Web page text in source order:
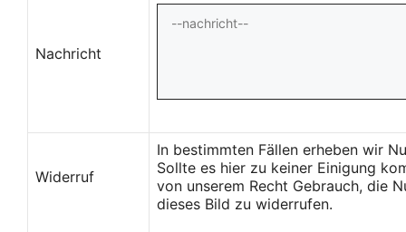
Nachricht
Widerruf
In bestimmten Fällen erheben wir
Sollte es hier zu keiner Einigung
von unserem Recht Gebrauch, die
dieses Bild zu widerrufen.